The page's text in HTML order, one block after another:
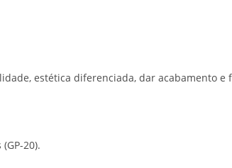
estética diferenciada, dar acabamento e
20).